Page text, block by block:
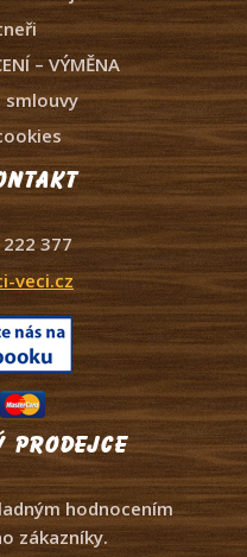
– VÝMĚNA
377
veci.cz
prodejce
hodnocením
zákazníky.